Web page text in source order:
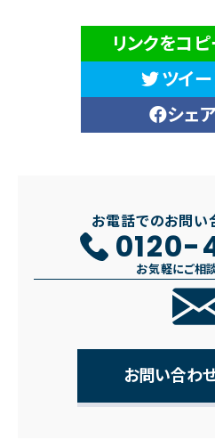
リンクをコ
ツイ
シェ
お電話でのお問い
0120-
お気軽にご相
お問い合わ